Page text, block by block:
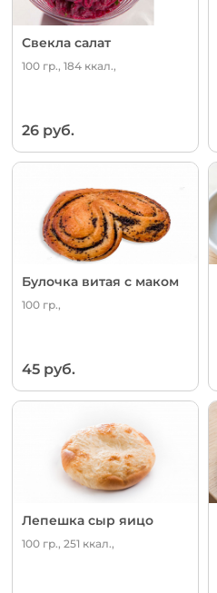
Свекла салат
100 гр., 184 ккал.,
26 руб.
Булочка витая с маком
100 гр.,
45 руб.
Лепешка сыр яицо
100 гр., 251 ккал.,